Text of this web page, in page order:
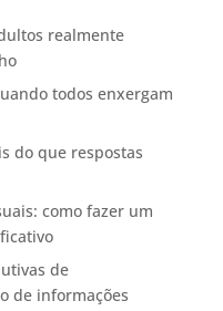
realmente
todos enxergam
do que respostas
como fazer um
de
de informações